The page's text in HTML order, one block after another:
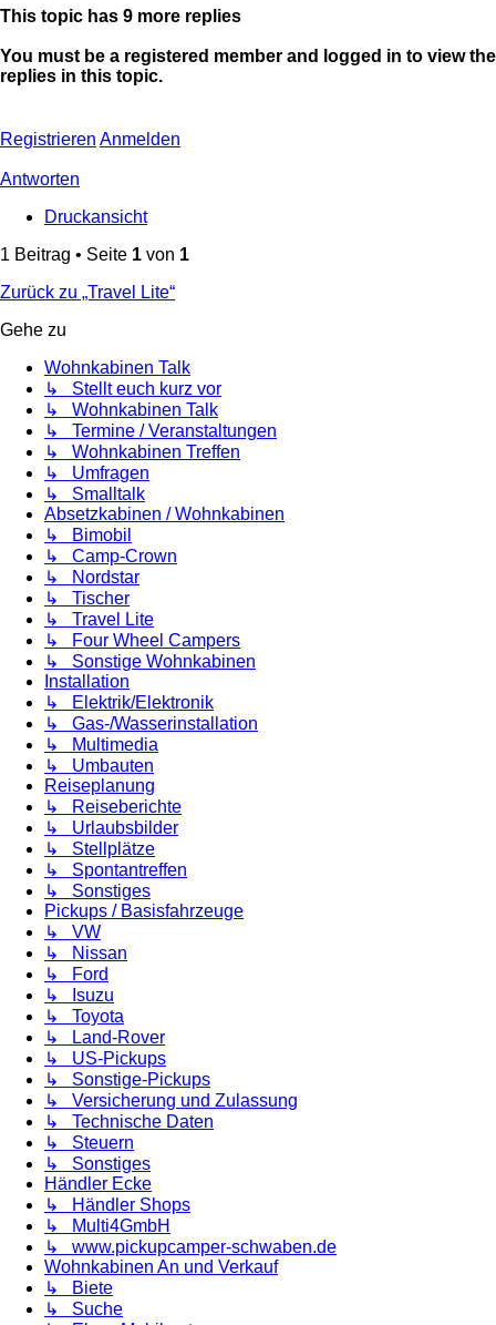
This topic has 9 more replies
You must be a registered member and logged in to view the
replies in this topic.
Registrieren Anmelden
Antworten
Druckansicht
1 Beitrag • Seite 1 von 1
Zurück zu „Travel Lite“
Gehe zu
Wohnkabinen Talk
↳ Stellt euch kurz vor
↳ Wohnkabinen Talk
↳ Termine / Veranstaltungen
↳ Wohnkabinen Treffen
↳ Umfragen
↳ Smalltalk
Absetzkabinen / Wohnkabinen
↳ Bimobil
↳ Camp-Crown
↳ Nordstar
↳ Tischer
↳ Travel Lite
↳ Four Wheel Campers
↳ Sonstige Wohnkabinen
Installation
↳ Elektrik/Elektronik
↳ Gas-/Wasserinstallation
↳ Multimedia
↳ Umbauten
Reiseplanung
↳ Reiseberichte
↳ Urlaubsbilder
↳ Stellplätze
↳ Spontantreffen
↳ Sonstiges
Pickups / Basisfahrzeuge
↳ VW
↳ Nissan
↳ Ford
↳ Isuzu
↳ Toyota
↳ Land-Rover
↳ US-Pickups
↳ Sonstige-Pickups
↳ Versicherung und Zulassung
↳ Technische Daten
↳ Steuern
↳ Sonstiges
Händler Ecke
↳ Händler Shops
↳ Multi4GmbH
↳ www.pickupcamper-schwaben.de
Wohnkabinen An und Verkauf
↳ Biete
↳ Suche